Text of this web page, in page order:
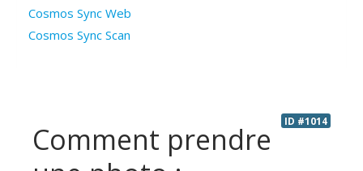
Connexion
Cosmos Sync Web
Cosmos Sync Scan
ID #1014
Comment prendre